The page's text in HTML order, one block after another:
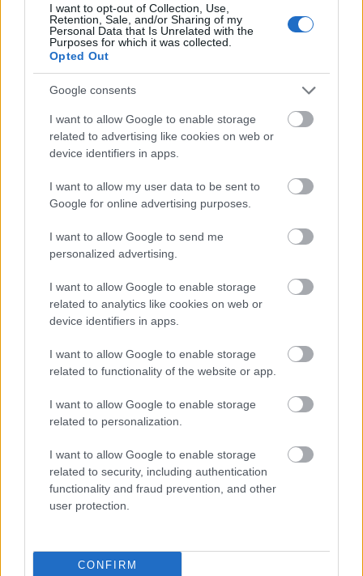
I want to opt-out of Collection, Use,
Retention, Sale, and/or Sharing of my
Personal Data that Is Unrelated with the
Purposes for which it was collected.
Opted Out
Google consents
I want to allow Google to enable storage
related to advertising like cookies on web or
device identifiers in apps.
I want to allow my user data to be sent to
Google for online advertising purposes.
I want to allow Google to send me
personalized advertising.
I want to allow Google to enable storage
related to analytics like cookies on web or
device identifiers in apps.
I want to allow Google to enable storage
related to functionality of the website or app.
I want to allow Google to enable storage
related to personalization.
I want to allow Google to enable storage
related to security, including authentication
functionality and fraud prevention, and other
user protection.
CONFIRM
MKIF Magyar Koncessziós Infrastruktúra Fejlesztő Zrt.
M1 bővítés: már zajlik a teljesen új Bicske Kelet
csomópont építése
Tizenegy meglévő csomópontot korszerűsít és négy új,
különszintű csomópontot hoz létre az MKIF az M1-es
Új gyalogosátkelők és jelzőlámpás
csomópont épül Angyalföldön
Látványos építési szakasz indult be a